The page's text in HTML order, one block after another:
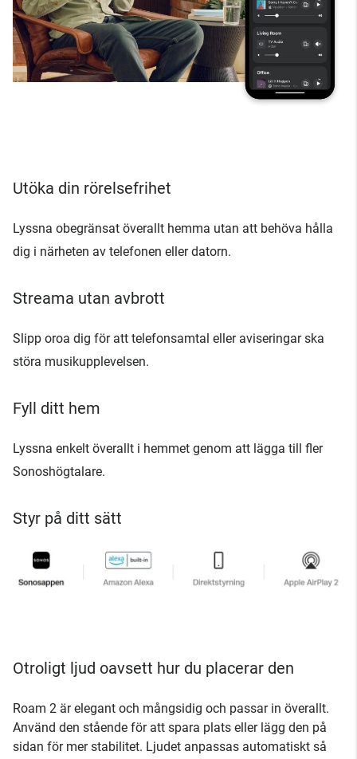
Utöka din rörelsefrihet
Lyssna obegränsat överallt hemma utan att behöva hålla
dig i närheten av telefonen eller datorn.
Streama utan avbrott
Slipp oroa dig för att telefonsamtal eller aviseringar ska
störa musikupplevelsen.
Fyll ditt hem
Lyssna enkelt överallt i hemmet genom att lägga till fler
Sonoshögtalare.
Styr på ditt sätt
Otroligt ljud oavsett hur du placerar den
Roam 2 är elegant och mångsidig och passar in överallt.
Använd den stående för att spara plats eller lägg den på
sidan för mer stabilitet. Ljudet anpassas automatiskt så